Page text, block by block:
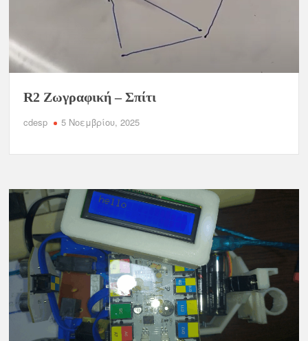
R2 Ζωγραφική – Σπίτι
cdesp 5 Νοεμβρίου, 2025